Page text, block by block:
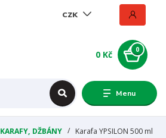
Menu
CZK
0
0 Kč
KARAFY, DŽBÁNY
Karafa YPSILON 500 ml